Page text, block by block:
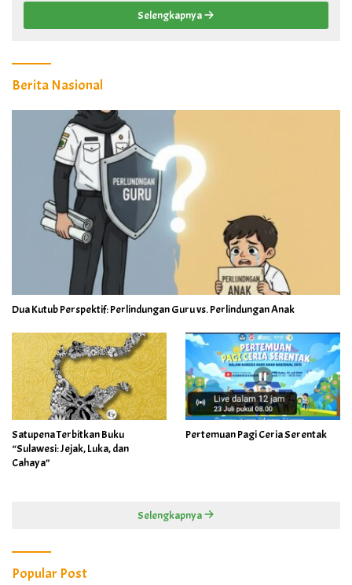
Selengkapnya
Berita Nasional
Dua Kutub Perspektif: Perlindungan Guru vs. Perlindungan Anak
Satupena Terbitkan Buku
“Sulawesi: Jejak, Luka, dan
Cahaya”
Pertemuan Pagi Ceria Serentak
Selengkapnya
Popular Post